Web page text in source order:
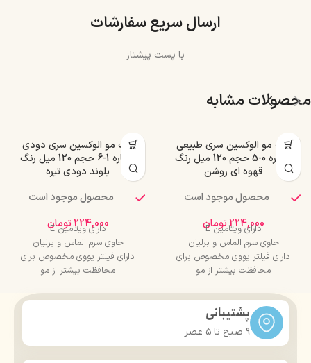
ارسال سریع سفارشات
با پست پیشتاز
محصولات مشابه
رنگ مو الوکسین سری طبیعی
شماره 0-5 حجم 120 میل رنگ
قهوه ای روشن
محصول موجود است
224,000تومان
دارای ویتامین E
حاوی سرم الماس و برلیان
دارای فیلتر یووی مخصوص برای
محافظت بیشتر از مو
حجم 120 میلی‌لیتر
تحت لیسانس کشور آلمان
دارای مجوز سارمان غذا و دارو
رنگ مو الوکسین سری دودی
شماره 1-6 حجم 120 میل رنگ
بلوند دودی تیره
محصول موجود است
224,000تومان
دارای ویتامین E
حاوی سرم الماس و برلیان
دارای فیلتر یووی مخصوص برای
محافظت بیشتر از مو
حجم 120 میلی‌لیتر
پشتیبانی
9 صبح تا ۵ عصر